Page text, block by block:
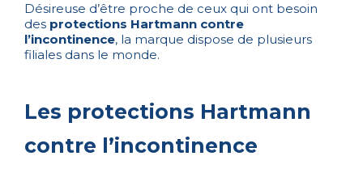
Désireuse d’être proche de ceux qui ont besoin
des protections Hartmann contre
l’incontinence, la marque dispose de plusieurs
filiales dans le monde.
Les protections Hartmann
contre l’incontinence